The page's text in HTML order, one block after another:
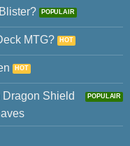
MTG?
Shield